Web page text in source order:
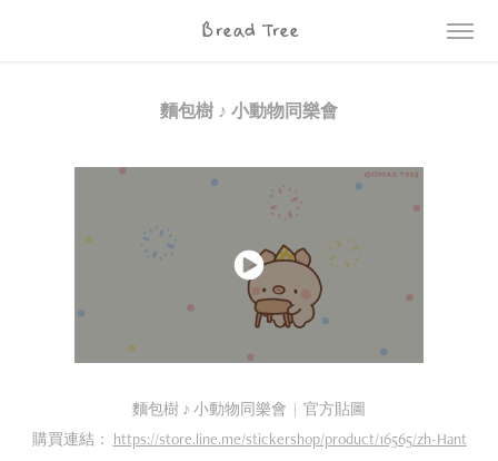
Bread Tree
麵包樹 ♪ 小動物同樂會
麵包樹 ♪ 小動物同樂會 | 官方貼圖
購買連結： https://store.line.me/stickershop/product/16565/zh-Hant